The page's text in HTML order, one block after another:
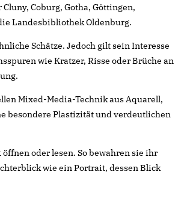
Coburg, Gotha, Göttingen,
Landesbibliothek Oldenburg.
Schätze. Jedoch gilt sein Interesse
wie Kratzer, Risse oder Brüche an
Mixed-Media-Technik aus Aquarell,
besondere Plastizität und verdeutlichen
oder lesen. So bewahren sie ihr
wie ein Portrait, dessen Blick